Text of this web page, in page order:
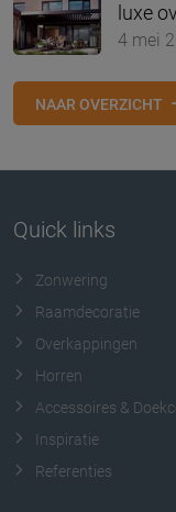
luxe
4 mei
NAAR OVERZICHT
Quick links
Zonwering
Raamdecoratie
Overkappingen
Horren
Accessoires &
Inspiratie
Referenties